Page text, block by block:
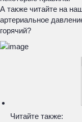
А также читайте на
артериальное
горячий?
Читайте также: